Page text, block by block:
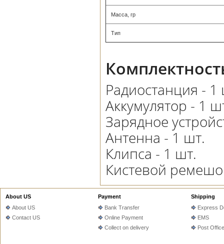
Масса, гр
Тип
Радиостанция - 1
Аккумулятор - 1
Зарядное
Антенна - 1 шт.
Клипса - 1 шт.
Кистевой
About US
About US
Contact US
Payment
Bank Transfer
Online Payment
Collect on delivery
Shipping
Express
EMS
Post Office